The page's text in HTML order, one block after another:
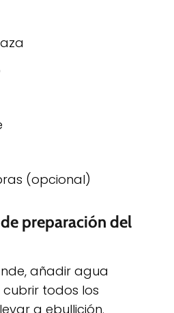
(opcional)
preparación del
añadir agua
todos los
a ebullición.